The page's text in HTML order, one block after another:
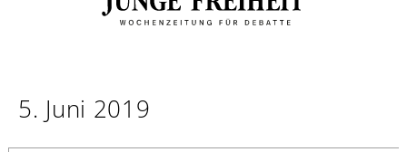
5. Juni 2019